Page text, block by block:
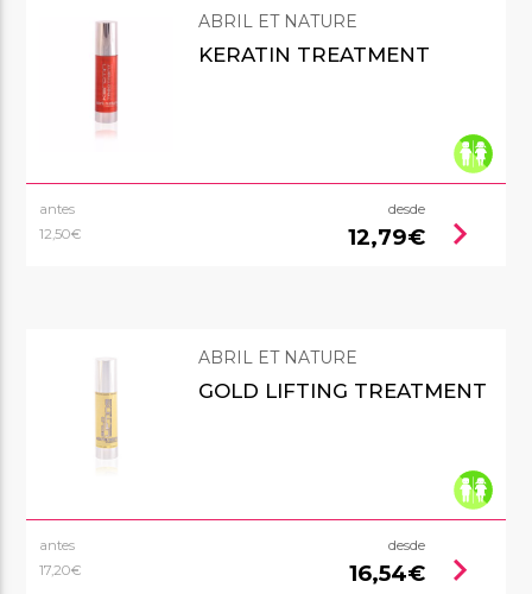
ABRIL ET NATURE
KERATIN TREATMENT
antes
12,50€
desde
12,79€ chevron_right
ABRIL ET NATURE
GOLD LIFTING TREATMENT
antes
17,20€
desde
16,54€ chevron_right